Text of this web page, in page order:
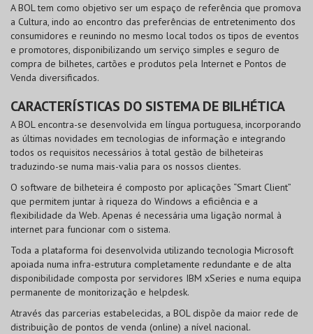
A BOL tem como objetivo ser um espaço de referência que promova
a Cultura, indo ao encontro das preferências de entretenimento dos
consumidores e reunindo no mesmo local todos os tipos de eventos
e promotores, disponibilizando um serviço simples e seguro de
compra de bilhetes, cartões e produtos pela Internet e Pontos de
Venda diversificados.
CARACTERÍSTICAS DO SISTEMA DE BILHÉTICA
A BOL encontra-se desenvolvida em língua portuguesa, incorporando
as últimas novidades em tecnologias de informação e integrando
todos os requisitos necessários à total gestão de bilheteiras
traduzindo-se numa mais-valia para os nossos clientes.
O software de bilheteira é composto por aplicações “Smart Client”
que permitem juntar à riqueza do Windows a eficiência e a
flexibilidade da Web. Apenas é necessária uma ligação normal à
internet para funcionar com o sistema.
Toda a plataforma foi desenvolvida utilizando tecnologia Microsoft
apoiada numa infra-estrutura completamente redundante e de alta
disponibilidade composta por servidores IBM xSeries e numa equipa
permanente de monitorização e helpdesk.
Através das parcerias estabelecidas, a BOL dispõe da maior rede de
distribuição de pontos de venda (online) a nível nacional.